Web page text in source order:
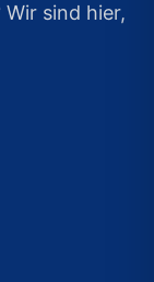
sind hier,